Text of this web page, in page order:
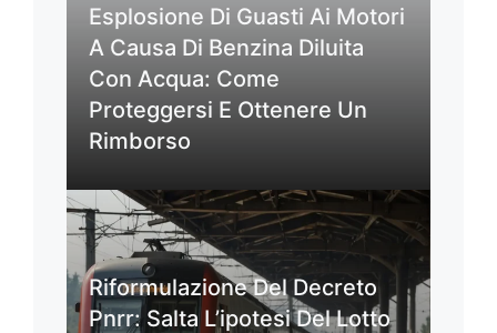
Esplosione Di Guasti Ai Motori
A Causa Di Benzina Diluita
Con Acqua: Come
Proteggersi E Ottenere Un
Rimborso
Riformulazione Del Decreto
Pnrr: Salta L’ipotesi Del Lotto